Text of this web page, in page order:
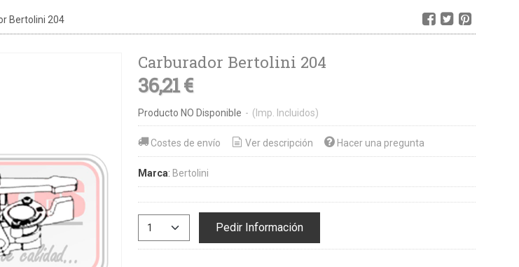
Bertolini 204
Carburador Bertolini 204
36,21 €
Producto NO Disponible - (Imp. Incluidos)
Costes de envío Ver descripción Hacer una pregunta
Marca: Bertolini
Pedir Información